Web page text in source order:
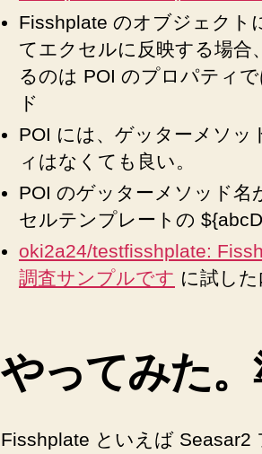
Fisshplate のオブジェクト
てエクセルに反映する場合
るのは POI のプロパティ
ド
POI には、ゲッターメソッ
ィはなくても良い。
POI のゲッターメソッド名
セルテンプレートの
oki2a24/testfisshplate:
調査サンプルです に試した
やってみた
Fisshplate といえば Seasar2